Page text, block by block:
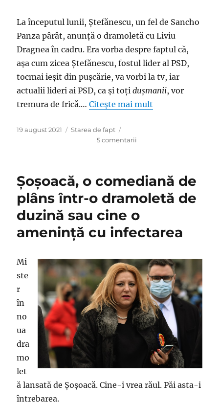
La începutul lunii, Ştefănescu, un fel de Sancho
Panza pârât, anunţă o dramoletă cu Liviu
Dragnea în cadru. Era vorba despre faptul că,
aşa cum zicea Ştefănescu, fostul lider al PSD,
tocmai ieşit din puşcărie, va vorbi la tv, iar
actualii lideri ai PSD, ca şi toţiduşmanii, vor
tremura de frică.…Citește mai mult
Publicat
19 august 2021 Categorii
Starea de fapt
5 comentarii
Dragnea
de
luptā
se
amână
aşa
că-
i
retrogradată
la
nivel
de
şuşanea
Şoşoacă, o comediană de
plâns într-o dramoletă de
duzină sau cine o
ameninţă cu infectarea
Mi
ste
r
în
no
ua
dra
mo
let
ă lansată de Şoşoacă. Cine-i vrea răul. Păi asta-i
întrebarea.